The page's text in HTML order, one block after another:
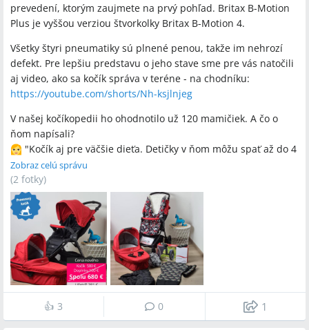
prevedení, ktorým zaujmete na prvý pohľad. Britax B-Motion
Plus je vyššou verziou štvorkolky Britax B-Motion 4.
Všetky štyri pneumatiky sú plnené penou, takže im nehrozí
defekt. Pre lepšiu predstavu o jeho stave sme pre vás natočili
aj video, ako sa kočík správa v teréne - na chodníku:
https://youtube.com/shorts/Nh-ksjlnjeg
V našej kočíkopedii ho ohodnotilo už 120 mamičiek. A čo o
ňom napísali?
"Kočík aj pre väčšie dieťa. Detičky v ňom môžu spať až do 4
rokov."
"Pochodili sme s ním doslova kus sveta!”
"Skvelý! Jediné negatívum vidím v tom, že po zložení
zaberá moc miesta."
"Kvalitný a bezpečný kočík.”
Viac o kočíku a jeho predaji nájdeš tu:
https://i.modrykonik.sk/britax_b_motion_4_plus
Zobraz celú správu
(2 fotky)
👍 3 0 1